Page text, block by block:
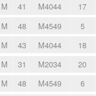
M 41 M4044 17
M 48 M4549 5
M 43 M4044 18
M 31 M2034 20
M 48 M4549 6